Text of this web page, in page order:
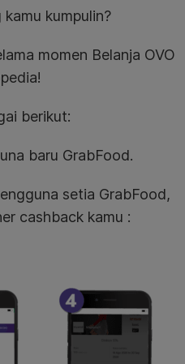
kumpulin?
momen Belanja OVO
berikut:
baru GrabFood.
setia GrabFood,
cashback kamu :